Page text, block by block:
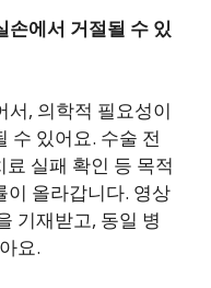
에서 거절될 수 있
서, 의학적 필요성이
수 있어요. 수술 전
실패 확인 등 목적
이 올라갑니다. 영상
기재받고, 동일 병
요.